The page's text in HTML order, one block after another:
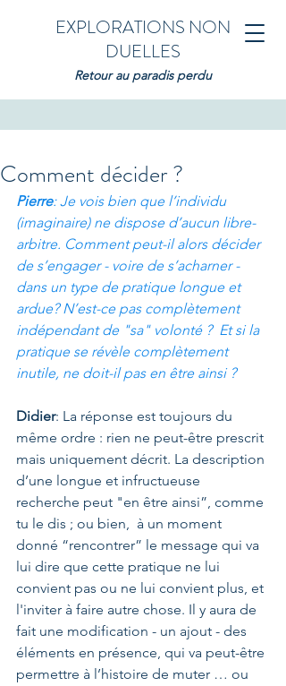
EXPLORATIONS NON
DUELLES
Retour au paradis perdu
Comment décider ?
Pierre: Je vois bien que l’individu
(imaginaire) ne dispose d’aucun libre-
arbitre. Comment peut-il alors décider
de s’engager - voire de s’acharner -
dans un type de pratique longue et
ardue? N’est-ce pas complètement
indépendant de "sa" volonté ?  Et si la
pratique se révèle complètement
inutile, ne doit-il pas en être ainsi ?
Didier: La réponse est toujours du
même ordre : rien ne peut-être prescrit
mais uniquement décrit. La description
d’une longue et infructueuse
recherche peut "en être ainsi”, comme
tu le dis ; ou bien,  à un moment
donné “rencontrer” le message qui va
lui dire que cette pratique ne lui
convient pas ou ne lui convient plus, et
l'inviter à faire autre chose. Il y aura de
fait une modification - un ajout - des
éléments en présence, qui va peut-être
permettre à l’histoire de muter … ou